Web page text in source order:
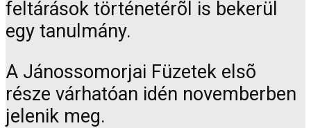
feltárások történetérõl is bekerül
egy tanulmány.
A Jánossomorjai Füzetek elsõ
része várhatóan idén novemberben
jelenik meg.